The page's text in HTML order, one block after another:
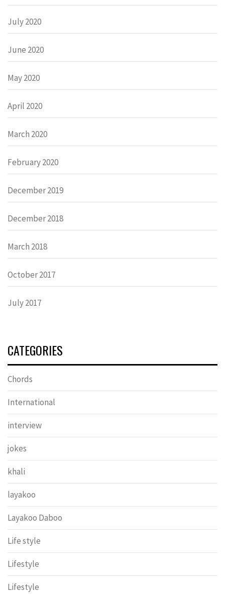
July 2020
June 2020
May 2020
April 2020
March 2020
February 2020
December 2019
December 2018
March 2018
October 2017
July 2017
CATEGORIES
Chords
International
interview
jokes
khali
layakoo
Layakoo Daboo
Life style
Lifestyle
Lifestyle